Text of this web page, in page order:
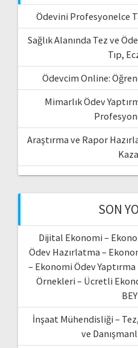
Ödevini Profesyonelce
Sağlık Alanında Tez ve
Tıp,
Ödevcim Online:
Mimarlık Ödev
Araştırma ve Rapor
SON
Dijital Ekonomi –
Ödev Hazırlatma –
– Ekonomi Ödev
Örnekleri – Ücretli
İnşaat Mühendisliği –
ve